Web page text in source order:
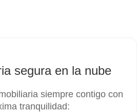
segura en la nube
siempre contigo con
tranquilidad: